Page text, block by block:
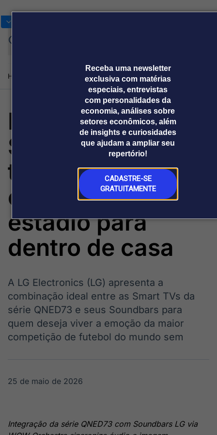
Receba uma newsletter
exclusiva com matérias
especiais, entrevistas
com personalidades da
economia, análises sobre
setores econômicos, além
de insights e curiosidades
que ajudam a ampliar seu
repertório!
CADASTRE-SE
GRATUITAMENTE
Home Produtos e soluçõesNotíciasBlogWeekendInstitucional
Plataformas
Broadcast
Broadcast+
O mercado
financeiro em
tempo real
Broadcast
Tudo sobre o
agronegócio
Broadcast
Energia
O setor de
energia elétrica
Broadcast
Plataforma para
e Conteúdos
Broadcast
OTC
Plataforma para
negociação de
ativos
Broadcast
Datafeed
APIs para
integração de
conteúdos e
Tecnologia
Releases Broadcast
Prêmio Broadcast
Empresas
Releases
LG QNED73 e
Soundbars
trazem
experiência de
estádio para
dentro de casa
A LG Electronics (LG) apresenta a
combinação ideal entre as Smart TVs da
série QNED73 e seus Soundbars para
quem deseja viver a emoção da maior
competição de futebol do mundo sem
25 de maio de 2026
Integração da série QNED73 com Soundbars LG via